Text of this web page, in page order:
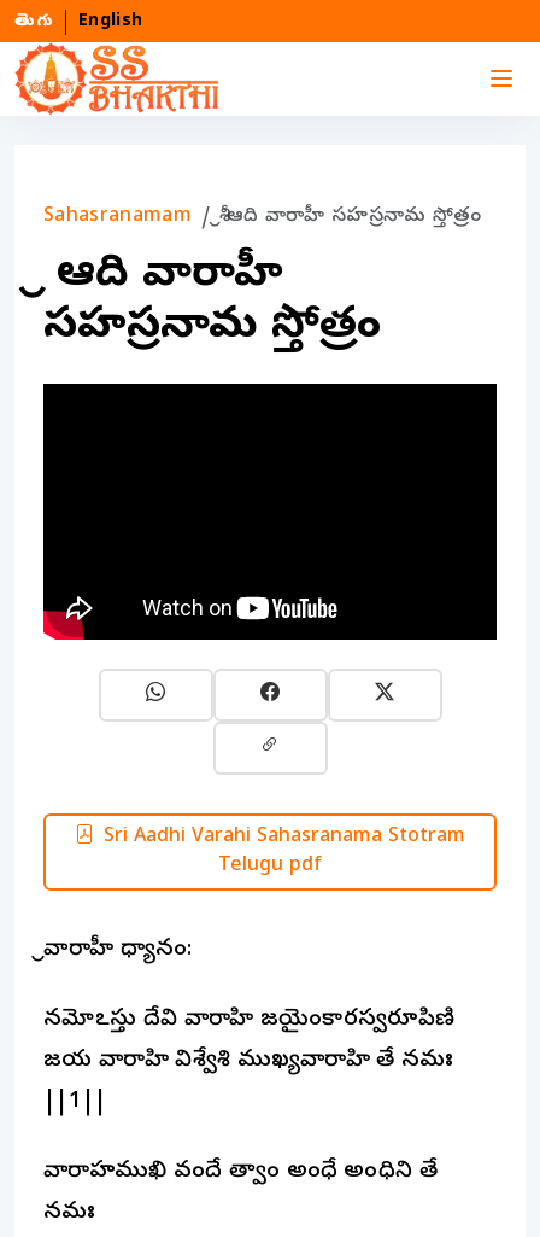
తెలుగు English
Sahasranamam శ్రీ ఆది వారాహీ సహస్రనామ స్తోత్రం
శ్రీ ఆది వారాహీ
సహస్రనామ స్తోత్రం
Sri Aadhi Varahi Sahasranama Stotram
Telugu pdf
శ్రీవారాహీ ధ్యానం:
నమోఽస్తు దేవి వారాహి జయైంకారస్వరూపిణి
జయ వారాహి విశ్వేశి ముఖ్యవారాహి తే నమః
||1||
వారాహముఖి వందే త్వాం అంధే అంధిని తే
నమః